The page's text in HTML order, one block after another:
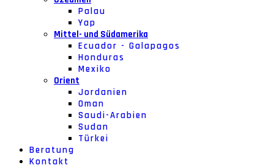
Palau
Yap
Mittel- und Südamerika
Ecuador - Galapagos
Honduras
Mexiko
Orient
Jordanien
Oman
Saudi-Arabien
Sudan
Türkei
Beratung
Kontakt